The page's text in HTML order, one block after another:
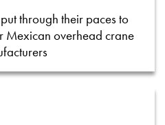
through their paces to
Mexican overhead crane